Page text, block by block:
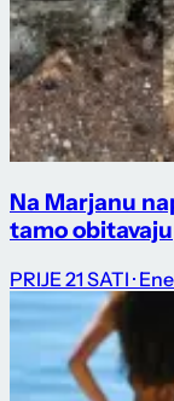
Na Marjanu
tamo obitavaju
PRIJE 21 SATI ·